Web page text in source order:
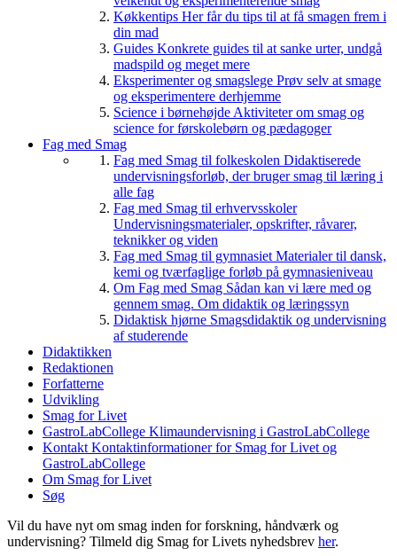
Køkkentips Her får du tips til at få smagen frem i
din mad
Guides Konkrete guides til at sanke urter, undgå
madspild og meget mere
Eksperimenter og smagslege Prøv selv at smage
og eksperimentere derhjemme
Science i børnehøjde Aktiviteter om smag og
science for førskolebørn og pædagoger
Fag med Smag
Fag med Smag til folkeskolen Didaktiserede
undervisningsforløb, der bruger smag til læring i
alle fag
Fag med Smag til erhvervsskoler
Undervisningsmaterialer, opskrifter, råvarer,
teknikker og viden
Fag med Smag til gymnasiet Materialer til dansk,
kemi og tværfaglige forløb på gymnasieniveau
Om Fag med Smag Sådan kan vi lære med og
gennem smag. Om didaktik og læringssyn
Didaktisk hjørne Smagsdidaktik og undervisning
af studerende
Didaktikken
Redaktionen
Forfatterne
Udvikling
Smag for Livet
GastroLabCollege Klimaundervisning i GastroLabCollege
Kontakt Kontaktinformationer for Smag for Livet og
GastroLabCollege
Om Smag for Livet
Søg
Vil du have nyt om smag inden for forskning, håndværk og
undervisning? Tilmeld dig Smag for Livets nyhedsbrev her.